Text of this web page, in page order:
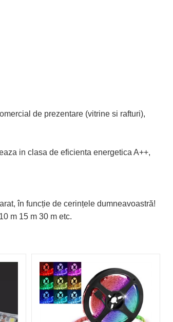
de prezentare (vitrine si rafturi),
in clasa de eficienta energetica A++,
în funcție de cerințele dumneavoastră!
m 15 m 30 m etc.